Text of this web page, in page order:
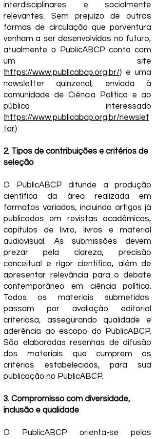
interdisciplinares e socialmente
relevantes. Sem prejuízo de outras
formas de circulação que porventura
venham a ser desenvolvidas no futuro,
atualmente o PublicABCP conta com
um site
(https://www.publicabcp.org.br/) e uma
newsletter quinzenal, enviada à
comunidade de Ciência Política e ao
público interessado
(https://www.publicabcp.org.br/newslet
ter)
2. Tipos de contribuições e critérios de
seleção
O PublicABCP difunde a produção
científica da área realizada em
formatos variados, incluindo artigos já
publicados em revistas acadêmicas,
capítulos de livro, livros e material
audiovisual. As submissões devem
prezar pela clareza, precisão
conceitual e rigor científico, além de
apresentar relevância para o debate
contemporâneo em ciência política.
Todos os materiais submetidos
passam por avaliação editorial
criteriosa, assegurando qualidade e
aderência ao escopo do PublicABCP.
São elaboradas resenhas de difusão
dos materiais que cumprem os
critérios estabelecidos, para sua
publicação no PublicABCP.
3. Compromisso com diversidade,
inclusão e qualidade
O PublicABCP orienta-se pelos